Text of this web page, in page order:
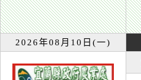
2026年08月10日(一)